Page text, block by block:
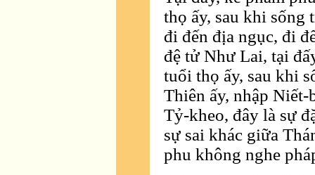
thọ ấy, sau khi sống
đi đến địa ngục, đi
đệ tử Như Lai, tại
tuổi thọ ấy, sau khi
Thiên ấy, nhập
Tỷ-kheo, đây là sự
sự sai khác giữa
phu không nghe